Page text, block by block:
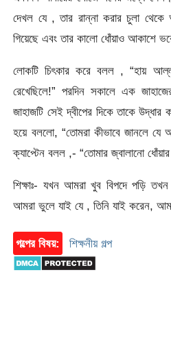
দেখল যে , তার রান্না করার চুলা
গিয়েছে এবং তার কালো ধোঁয়াও আকাশে
লোকটি চিৎকার করে বলল , “হায়
রেখেছিলে!” পরদিন সকালে এক
জাহাজটি সেই দ্বীপের দিকে তাকে
হয়ে বললো, “তোমরা কীভাবে জানলে
ক্যাপ্টেন বলল ,- “তোমার জ্বালানো
শিক্ষাঃ- যখন আমরা খুব বিপদে পড়ি
আমরা ভুলে যাই যে , তিনি যাই করেন,
গল্পের বিষয়: শিক্ষনীয় গল্প